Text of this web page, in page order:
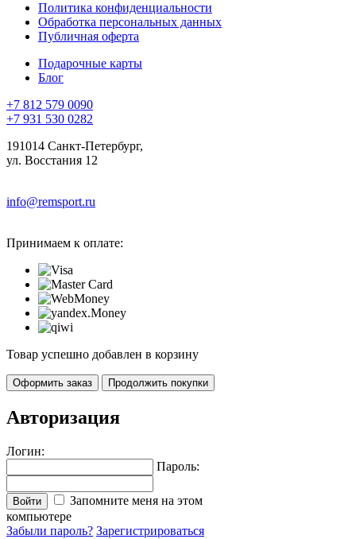
Политика конфиденциальности
Обработка персональных данных
Публичная оферта
Подарочные карты
Блог
+7 812 579 0090
+7 931 530 0282
191014 Санкт-Петербург,
ул. Восстания 12
info@remsport.ru
Принимаем к оплате:
Товар успешно добавлен в корзину
Оформить заказ Продолжить покупки
Авторизация
Логин:
Пароль:
Войти
Запомните меня на этом
компьютере
Забыли пароль? Зарегистрироваться